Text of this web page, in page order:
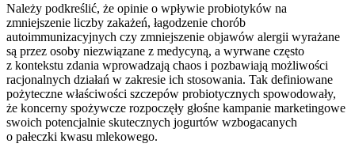
Należy podkreślić, że opinie o wpływie probiotyków na
zmniejszenie liczby zakażeń, łagodzenie chorób
autoimmunizacyjnych czy zmniejszenie objawów alergii wyrażane
są przez osoby niezwiązane z medycyną, a wyrwane często
z kontekstu zdania wprowadzają chaos i pozbawiają możliwości
racjonalnych działań w zakresie ich stosowania. Tak definiowane
pożyteczne właściwości szczepów probiotycznych spowodowały,
że koncerny spożywcze rozpoczęły głośne kampanie marketingowe
swoich potencjalnie skutecznych jogurtów wzbogacanych
o pałeczki kwasu mlekowego.